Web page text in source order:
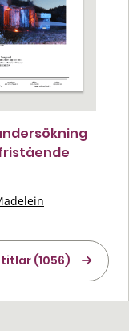
(1056)